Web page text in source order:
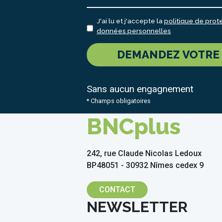
J'ai lu et j'accepte lapolitique de
données personnelles
DEMANDEZ
Sans aucun engagnement
* Champs obligatoires
BNCplus
242, rue Claude Nicolas Ledoux
BP48051 - 30932 Nîmes cedex 9
CONTACT
NEWSLETTER